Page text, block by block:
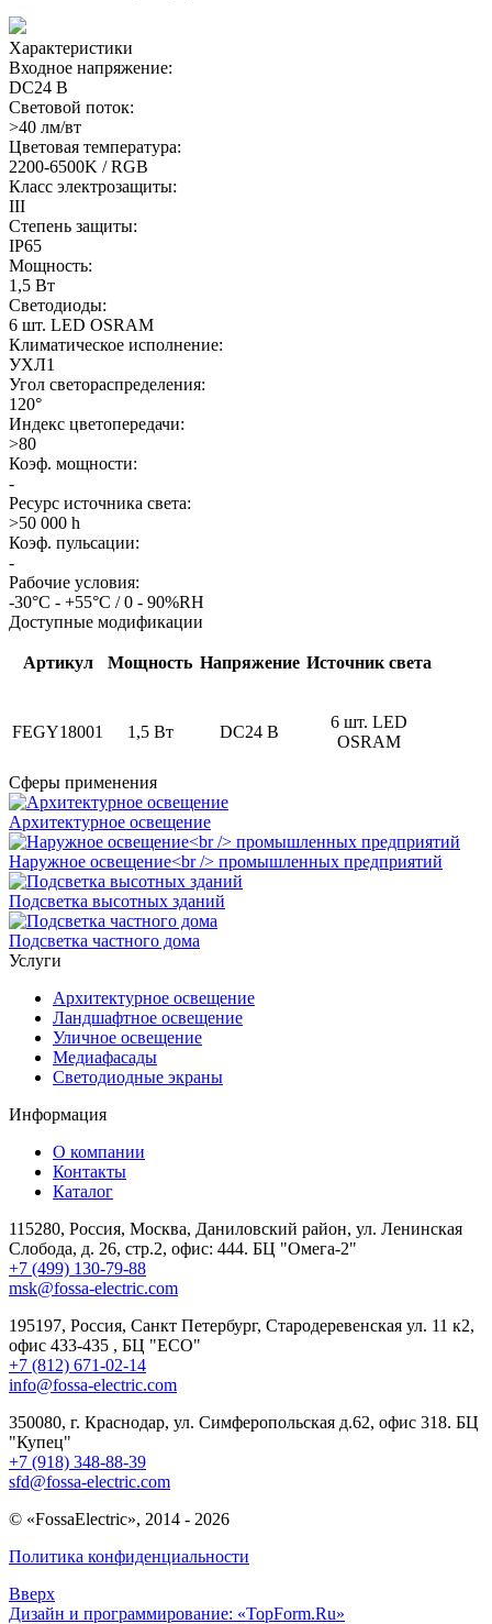
Характеристики
Входное напряжение:
DC24 В
Световой поток:
>40 лм/вт
Цветовая температура:
2200-6500K / RGB
Класс электрозащиты:
III
Степень защиты:
IP65
Мощность:
1,5 Вт
Светодиоды:
6 шт. LED OSRAM
Климатическое исполнение:
УХЛ1
Угол светораспределения:
120°
Индекс цветопередачи:
>80
Коэф. мощности:
-
Ресурс источника света:
>50 000 h
Коэф. пульсации:
-
Рабочие условия:
-30°С - +55°С / 0 - 90%RH
Доступные модификации
Артикул Мощность Напряжение Источник света
FEGY18001 1,5 Вт DC24 В
6 шт. LED
OSRAM
Сферы применения
Архитектурное освещение
Наружное освещение<br /> промышленных предприятий
Подсветка высотных зданий
Подсветка частного дома
Услуги
Архитектурное освещение
Ландшафтное освещение
Уличное освещение
Медиафасады
Светодиодные экраны
Информация
О компании
Контакты
Каталог
115280, Россия, Москва, Даниловский район, ул. Ленинская
Слобода, д. 26, стр.2, офис: 444. БЦ "Омега-2"
+7 (499) 130-79-88
msk@fossa-electric.com
195197, Россия, Санкт Петербург, Стародеревенская ул. 11 к2,
офис 433-435 , БЦ "ECO"
+7 (812) 671-02-14
info@fossa-electric.com
350080, г. Краснодар, ул. Симферопольская д.62, офис 318. БЦ
"Купец"
+7 (918) 348-88-39
sfd@fossa-electric.com
© «FossaElectric», 2014 - 2026
Политика конфиденциальности
Вверх
Дизайн и программирование: «TopForm.Ru»